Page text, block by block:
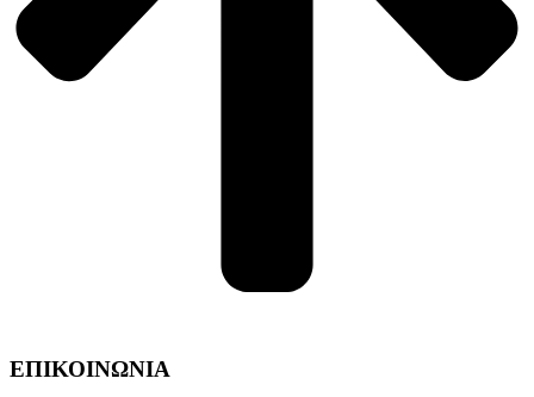
ΕΠΙΚΟΙΝΩΝΙΑ